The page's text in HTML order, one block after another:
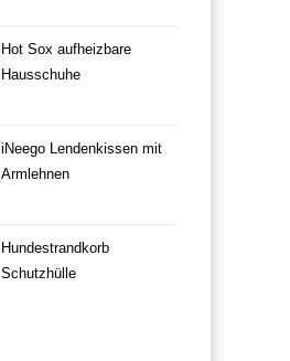
Hot Sox aufheizbare
Hausschuhe
iNeego Lendenkissen mit
Armlehnen
Hundestrandkorb
Schutzhülle